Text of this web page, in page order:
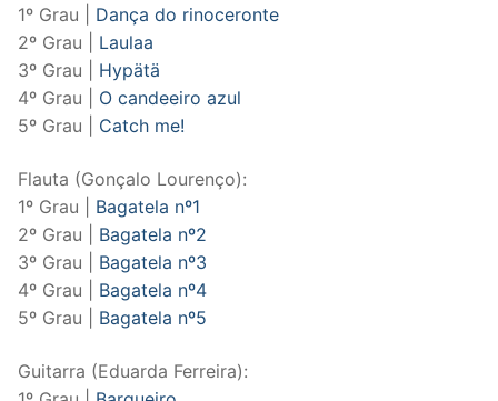
1º Grau | Dança do rinoceronte
2º Grau | Laulaa
3º Grau | Hypätä
4º Grau | O candeeiro azul
5º Grau | Catch me!
Flauta (Gonçalo Lourenço):
1º Grau | Bagatela nº1
2º Grau | Bagatela nº2
3º Grau | Bagatela nº3
4º Grau | Bagatela nº4
5º Grau | Bagatela nº5
Guitarra (Eduarda Ferreira):